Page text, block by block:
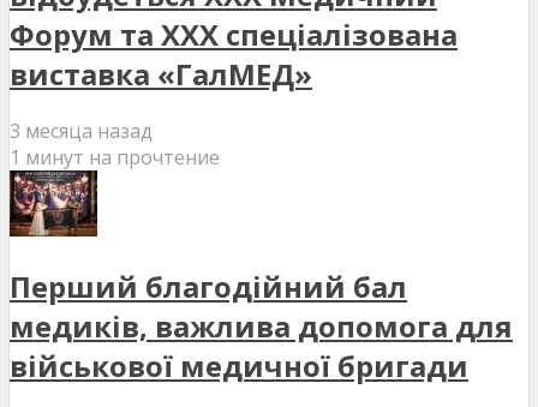
Форум та XXX спеціалізована
виставка «ГалМЕД»
3 месяца назад
1 минут на прочтение
Перший благодійний бал
медиків, важлива допомога для
військової медичної бригади